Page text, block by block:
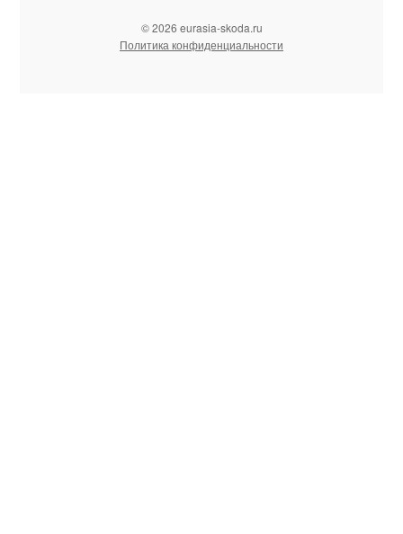
© 2026 eurasia-skoda.ru
Политика конфиденциальности